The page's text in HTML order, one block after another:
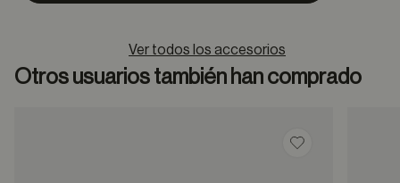
Ver todos los accesorios
Otros usuarios también han comprado
Guardar en